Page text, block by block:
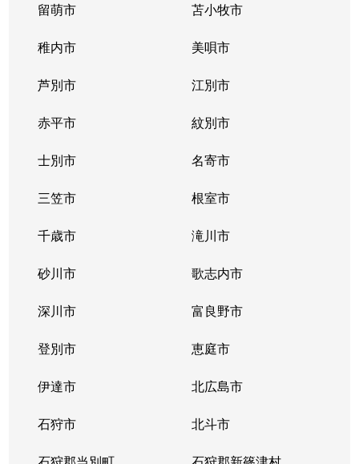
留萌市 苫小牧市
稚内市 美唄市
芦別市 江別市
赤平市 紋別市
士別市 名寄市
三笠市 根室市
千歳市 滝川市
砂川市 歌志内市
深川市 富良野市
登別市 恵庭市
伊達市 北広島市
石狩市 北斗市